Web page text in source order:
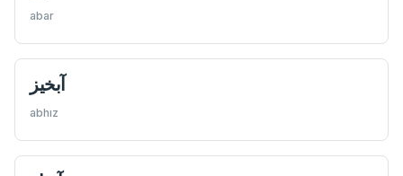
abar
آبخيز
abhız